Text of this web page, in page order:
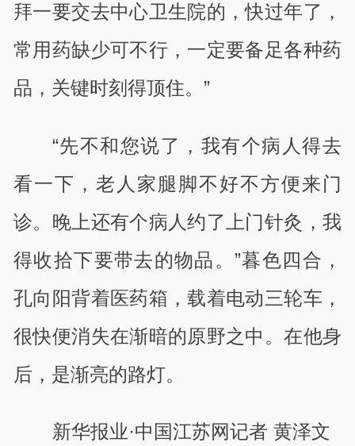
拜一要交去中心卫生院的，快过年了，
常用药缺少可不行，一定要备足各种药
品，关键时刻得顶住。”
“先不和您说了，我有个病人得去
看一下，老人家腿脚不好不方便来门
诊。晚上还有个病人约了上门针灸，我
得收拾下要带去的物品。”暮色四合，
孔向阳背着医药箱，载着电动三轮车，
很快便消失在渐暗的原野之中。在他身
后，是渐亮的路灯。
新华报业·中国江苏网记者 黄泽文